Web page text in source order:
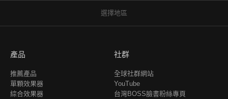
選擇地區
產品
推薦產品
單顆效果器
綜合效果器
社群
全球社群網站
YouTube
台灣BOSS臉書粉絲專頁